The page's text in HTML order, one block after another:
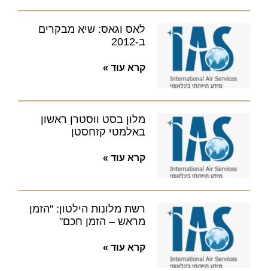
לאס וגאס: שיא מבקרים
ב-2012
קרא עוד »
מלון בסט ווסטרן ראשון
באלמטי קזחסטן
קרא עוד »
רשת מלונות הילטון: "הזמן
מראש – הזמן חכם"
קרא עוד »